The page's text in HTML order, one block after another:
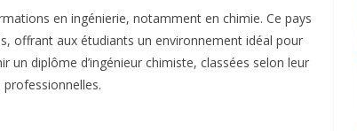
en ingénierie, notamment en chimie. Ce pays
offrant aux étudiants un environnement idéal pour
un diplôme d’ingénieur chimiste, classées selon leur